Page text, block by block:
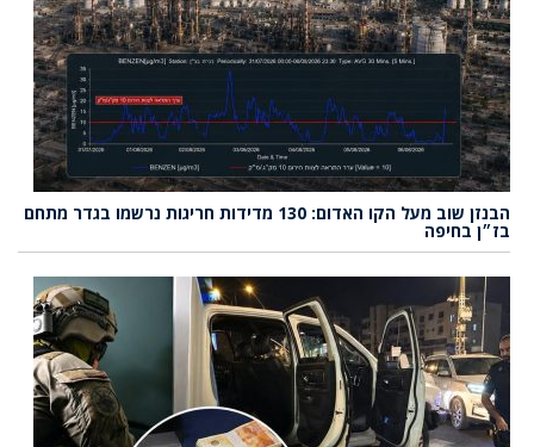
הבנזן שוב מעל הקו האדום: 130 מדידות חריגות נרשמו בגדר מתחם
בז״ן בחיפה